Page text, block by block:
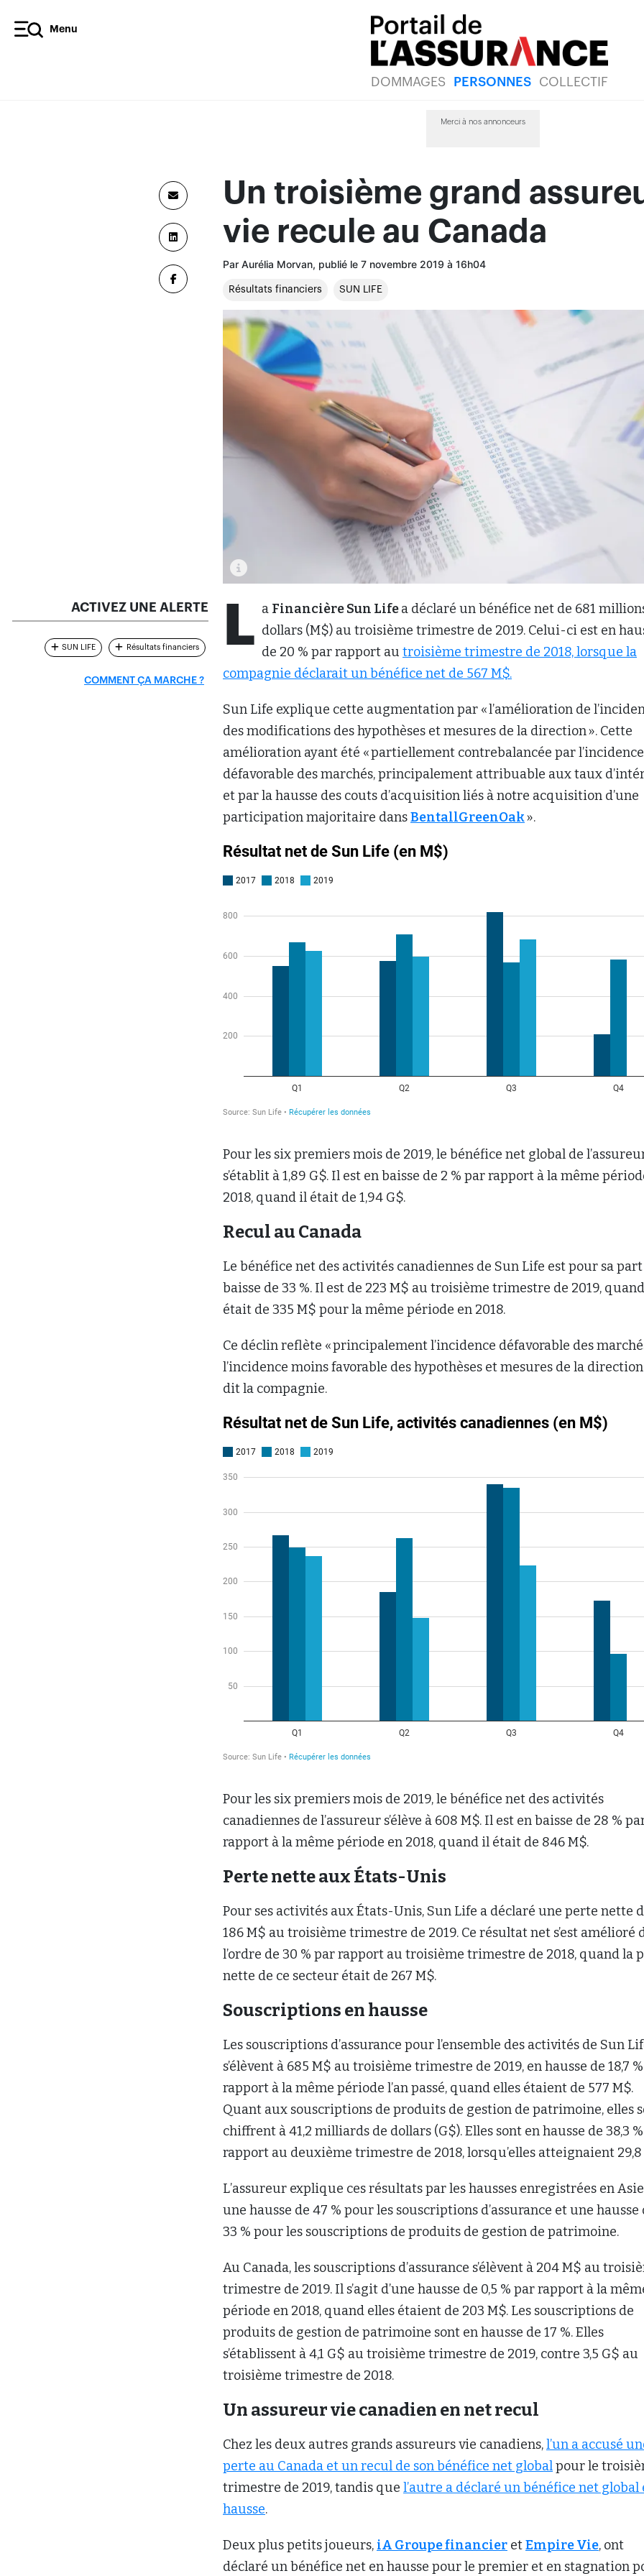
Menu
DOMMAGES PERSONNES COLLECTIF
Merci à nos annonceurs
Un troisième grand
vie recule au Canada
Par Aurélia Morvan, publié le 7 novembre 2019 à 16h04
Résultats financiers SUN LIFE
L a Financière Sun Lifea déclaré un bénéfice net de 681
dollars (M$) au troisième trimestre de 2019. Celui-ci est en
de 20 % par rapport au troisième trimestre de 2018, lorsque la
compagnie déclarait un bénéfice net de 567 M$.
Sun Life explique cette augmentation par « l’amélioration de
des modifications des hypothèses et mesures de la direction ». Cette
amélioration ayant été « partiellement contrebalancée par l’incidence
défavorable des marchés, principalement attribuable aux taux
et par la hausse des couts d’acquisition liés à notre acquisition d’une
participation majoritaire dansBentallGreenOak».
Pour les six premiers mois de 2019, le bénéfice net global de
s’établit à 1,89 G$. Il est en baisse de 2 % par rapport à la même
2018, quand il était de 1,94 G$.
Recul au Canada
Le bénéfice net des activités canadiennes de Sun Life est pour sa
baisse de 33 %. Il est de 223 M$ au troisième trimestre de 2019,
était de 335 M$ pour la même période en 2018.
Ce déclin reflète « principalement l’incidence défavorable des
l’incidence moins favorable des hypothèses et mesures de la direction
dit la compagnie.
Pour les six premiers mois de 2019, le bénéfice net des activités
canadiennes de l’assureur s’élève à 608 M$. Il est en baisse de 28 %
rapport à la même période en 2018, quand il était de 846 M$.
Perte nette aux États-Unis
Pour ses activités aux États-Unis, Sun Life a déclaré une perte nette
186 M$ au troisième trimestre de 2019. Ce résultat net s’est amélioré
l’ordre de 30 % par rapport au troisième trimestre de 2018, quand la
nette de ce secteur était de 267 M$.
Souscriptions en hausse
Les souscriptions d’assurance pour l’ensemble des activités de Sun
s’élèvent à 685 M$ au troisième trimestre de 2019, en hausse de 18,7
rapport à la même période l’an passé, quand elles étaient de 577 M$.
Quant aux souscriptions de produits de gestion de patrimoine, elles
chiffrent à 41,2 milliards de dollars (G$). Elles sont en hausse de 38,3
rapport au deuxième trimestre de 2018, lorsqu’elles atteignaient 29,8
L’assureur explique ces résultats par les hausses enregistrées en
une hausse de 47 % pour les souscriptions d’assurance et une hausse
33 % pour les souscriptions de produits de gestion de patrimoine.
Au Canada, les souscriptions d’assurance s’élèvent à 204 M$ au
trimestre de 2019. Il s’agit d’une hausse de 0,5 % par rapport à la
période en 2018, quand elles étaient de 203 M$. Les souscriptions de
produits de gestion de patrimoine sont en hausse de 17 %. Elles
s’établissent à 4,1 G$ au troisième trimestre de 2019, contre 3,5 G$ au
troisième trimestre de 2018.
Un assureur vie canadien en net recul
Chez les deux autres grands assureurs vie canadiens,l’un a accusé
perte au Canada et un recul de son bénéfice net globalpour le
trimestre de 2019, tandis que l’autre a déclaré un bénéfice net global
hausse.
Deux plus petits joueurs, iA Groupe financier etEmpire Vie, ont
déclaré un bénéfice net en hausse pour le premier et en stagnation
ACTIVEZ UNE ALERTE
SUN LIFE Résultats financiers
COMMENT ÇA MARCHE ?